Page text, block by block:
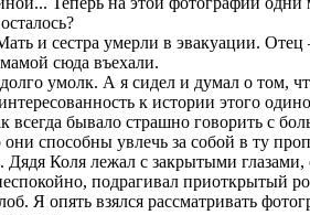
и сестра умерли в эвакуации. Отец
сюда въехали.
умолк. А я сидел и думал о том,
к истории этого
всегда бывало страшно говорить с
способны увлечь за собой в ту
Дядя Коля лежал с закрытыми глазами,
подрагивал приоткрытый
Я опять взялся рассматривать